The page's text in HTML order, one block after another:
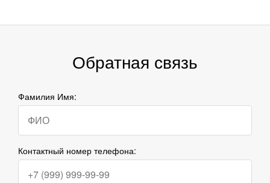
Обратная связь
Фамилия Имя:
Контактный номер телефона: